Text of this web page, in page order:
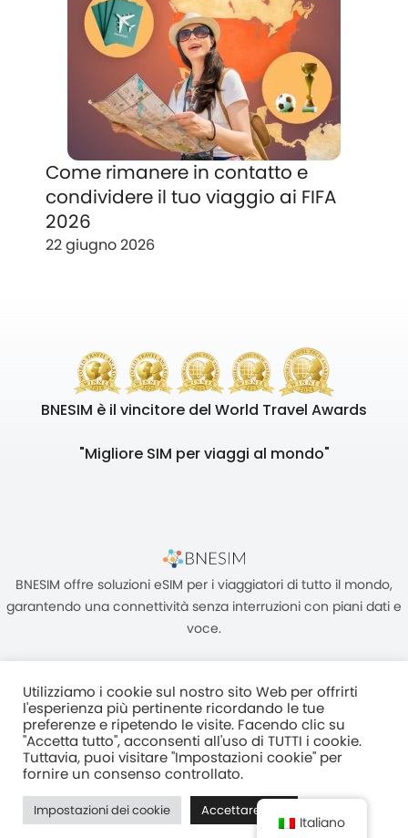
Come rimanere in contatto e
condividere il tuo viaggio ai FIFA
2026
22 giugno 2026
BNESIM è il vincitore del World Travel Awards
"Migliore SIM per viaggi al mondo"
BNESIM offre soluzioni eSIM per i viaggiatori di tutto il mondo,
garantendo una connettività senza interruzioni con piani dati e
voce.
Unità C, 8/F, King Palace Plaza, NO:55 King Yip Street, Kwun Tong,
Kowloon, HONG KONG
2017–2025 BNESIM LIMITED Tutti i diritti riservati
Normativa Sulla Privacy Termini e condizioni Fair Use Policy
Utilizziamo i cookie sul nostro sito Web per offrirti
l'esperienza più pertinente ricordando le tue
preferenze e ripetendo le visite. Facendo clic su
"Accetta tutto", acconsenti all'uso di TUTTI i cookie.
Tuttavia, puoi visitare "Impostazioni cookie" per
fornire un consenso controllato.
Impostazioni dei cookie Accettare tutti
Italiano